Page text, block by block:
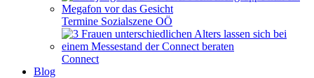
Termine Sozialszene OÖ
Connect
Blog